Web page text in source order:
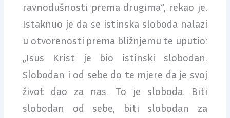
ravnodušnosti prema drugima“, rekao je.
Istaknuo je da se istinska sloboda nalazi
u otvorenosti prema bližnjemu te uputio:
„Isus Krist je bio istinski slobodan.
Slobodan i od sebe do te mjere da je svoj
život dao za nas. To je sloboda. Biti
slobodan od sebe, biti slobodan za